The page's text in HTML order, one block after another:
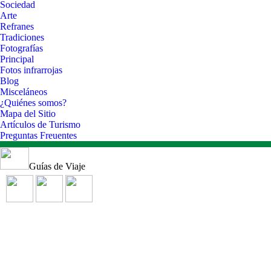
Sociedad
Arte
Refranes
Tradiciones
Fotografías
Principal
Fotos infrarrojas
Blog
Misceláneos
¿Quiénes somos?
Mapa del Sitio
Artículos de Turismo
Preguntas Freuentes
Guías de Viaje